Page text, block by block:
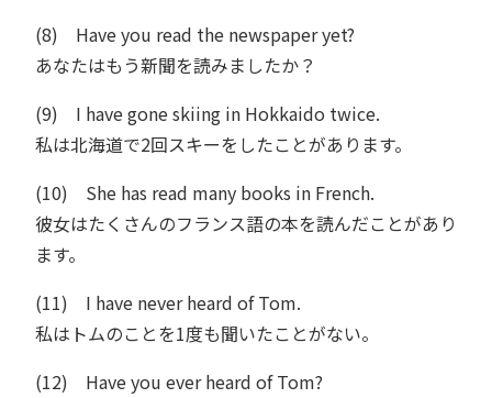
(8) Have you read the newspaper yet?
あなたはもう新聞を読みましたか？
(9) I have gone skiing in Hokkaido twice.
私は北海道で2回スキーをしたことがあります。
(10) She has read many books in French.
彼女はたくさんのフランス語の本を読んだことがあり
ます。
(11) I have never heard of Tom.
私はトムのことを1度も聞いたことがない。
(12) Have you ever heard of Tom?